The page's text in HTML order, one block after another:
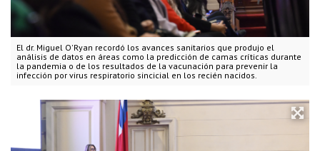
El dr. Miguel O'Ryan recordó los avances sanitarios que produjo el
análisis de datos en áreas como la predicción de camas críticas durante
la pandemia o de los resultados de la vacunación para prevenir la
infección por virus respiratorio sincicial en los recién nacidos.